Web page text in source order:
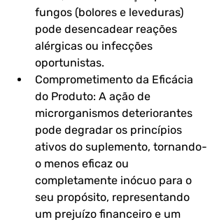
fungos (bolores e leveduras)
pode desencadear reações
alérgicas ou infecções
oportunistas.
Comprometimento da Eficácia
do Produto: A ação de
microrganismos deteriorantes
pode degradar os princípios
ativos do suplemento, tornando-
o menos eficaz ou
completamente inócuo para o
seu propósito, representando
um prejuízo financeiro e um